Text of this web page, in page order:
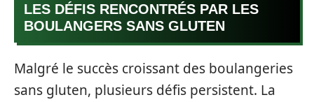
LES DÉFIS RENCONTRÉS PAR LES
BOULANGERS SANS GLUTEN
Malgré le succès croissant des boulangeries
sans gluten, plusieurs défis persistent. La